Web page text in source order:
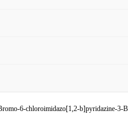
6-chloroimidazo[1,2-b]pyridazine-